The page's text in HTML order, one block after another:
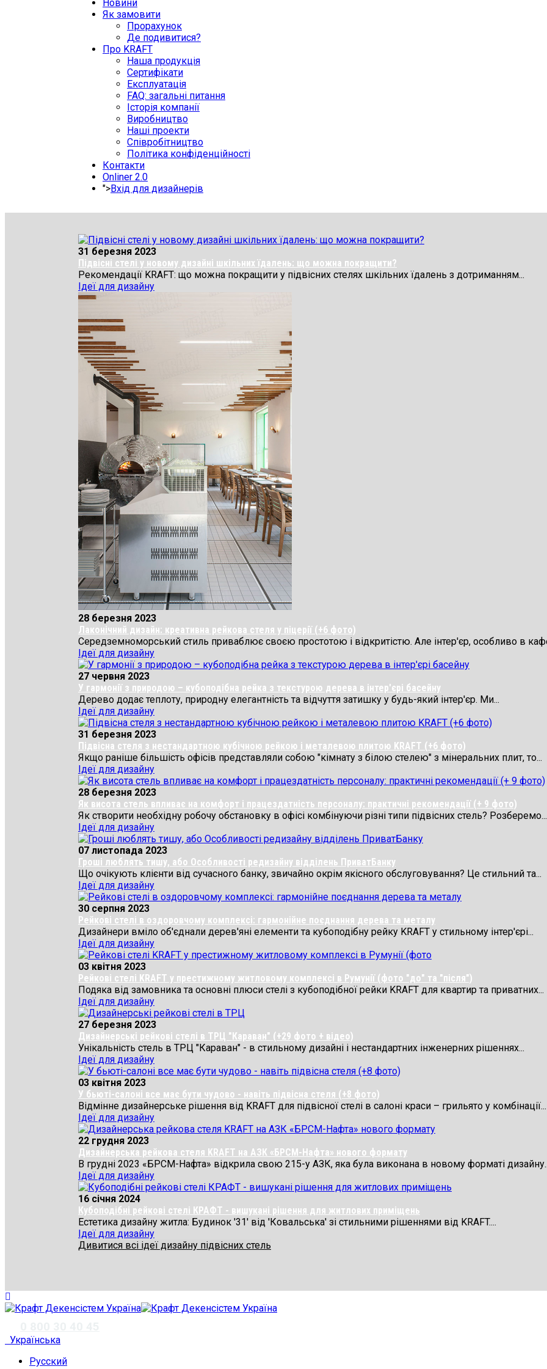
Новини
Як замовити
Прорахунок
Де подивитися?
Про KRAFT
Наша продукція
Сертифікати
Експлуатація
FAQ: загальні питання
Історія компанії
Виробництво
Наші проекти
Співробітництво
Політика конфіденційності
Контакти
Onliner 2.0
">Вхід для дизайнерів
31 березня 2023
Підвісні стелі у новому дизайні шкільних їдалень: що можна покращити?
Рекомендації KRAFT: що можна покращити у підвісних стелях шкільних їдалень з дотриманням...
Ідеї для дизайну
28 березня 2023
Лаконічний дизайн: креативна рейкова стеля у піцерії (+6 фото)
Середземноморський стиль приваблює своєю простотою і відкритістю. Але інтер'єр, особливо в
Ідеї для дизайну
27 червня 2023
У гармонії з природою – кубоподібна рейка з текстурою дерева в інтер'єрі басейну
Дерево додає теплоту, природну елегантність та відчуття затишку у будь-який інтер'єр. Ми...
Ідеї для дизайну
31 березня 2023
Підвісна стеля з нестандартною кубічною рейкою і металевою плитою KRAFT (+6 фото)
Якщо раніше більшість офісів представляли собою "кімнату з білою стелею" з мінеральних плит, то...
Ідеї для дизайну
28 березня 2023
Як висота стель впливає на комфорт і працездатність персоналу: практичні рекомендації (+ 9 фото)
Як створити необхідну робочу обстановку в офісі комбінуючи різні типи підвісних стель? Розберемо...
Ідеї для дизайну
07 листопада 2023
Гроші люблять тишу, або Особливості редизайну відділень ПриватБанку
Що очікують клієнти від сучасного банку, звичайно окрім якісного обслуговування? Це стильний та...
Ідеї для дизайну
30 серпня 2023
Рейкові стелі в оздоровчому комплексі: гармонійне поєднання дерева та металу
Дизайнери вміло об'єднали дерев'яні елементи та кубоподібну рейку KRAFT у стильному інтер'єрі...
Ідеї для дизайну
03 квітня 2023
Рейкові стелі KRAFT у престижному житловому комплексі в Румунії (фото "до" та "після")
Подяка від замовника та основні плюси стелі з кубоподібної рейки KRAFT для квартир та приватних...
Ідеї для дизайну
27 березня 2023
Дизайнерські рейкові стелі в ТРЦ "Караван" (+29 фото + відео)
Унікальність стель в ТРЦ "Караван" - в стильному дизайні і нестандартних інженерних рішеннях...
Ідеї для дизайну
03 квітня 2023
У бьюті-салоні все має бути чудово - навіть підвісна стеля (+8 фото)
Відмінне дизайнерське рішення від KRAFT для підвісної стелі в салоні краси – грильято у комбінації...
Ідеї для дизайну
22 грудня 2023
Дизайнерська рейкова стеля KRAFT на АЗК «БРСМ-Нафта» нового формату
В грудні 2023 «БРСМ-Нафта» відкрила свою 215-у АЗК, яка була виконана в новому форматі
Ідеї для дизайну
16 січня 2024
Кубоподібні рейкові стелі КРАФТ - вишукані рішення для житлових приміщень
Естетика дизайну житла: Будинок '31' від 'Ковальська' зі стильними рішеннями від KRAFT....
Ідеї для дизайну
Дивитися всі ідеї дизайну підвісних стель
Українська
Русский